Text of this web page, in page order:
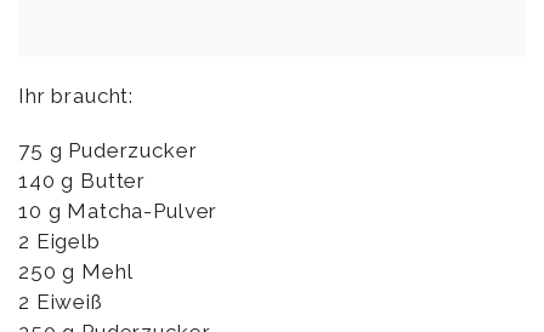
Ihr braucht:
75 g Puderzucker
140 g Butter
10 g Matcha-Pulver
2 Eigelb
250 g Mehl
2 Eiweiß